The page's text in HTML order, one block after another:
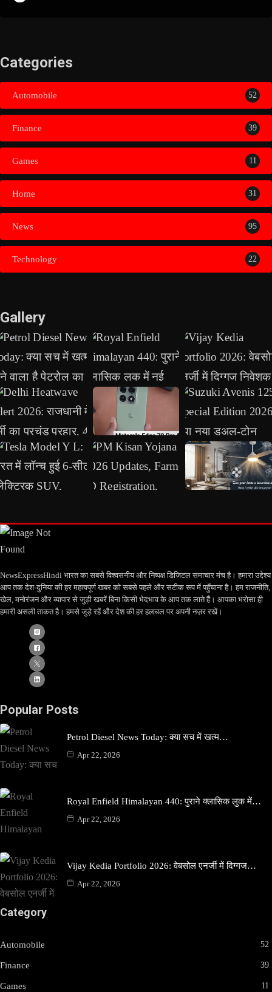
Categories
Automobile 52
Finance 39
Games 11
Home 31
News 95
Technology 22
Gallery
NewsExpressHindi भारत का सबसे विश्वसनीय और निष्पक्ष डिजिटल समाचार मंच है। हमारा उद्देश्य
आप तक देश-दुनिया की हर महत्वपूर्ण खबर को सबसे पहले और सटीक रूप में पहुँचाना है। हम राजनीति,
खेल, मनोरंजन और व्यापार से जुड़ी खबरें बिना किसी भेदभाव के आप तक लाते हैं। आपका भरोसा ही
हमारी असली ताकत है। हमसे जुड़े रहें और देश की हर हलचल पर अपनी नज़र रखें।
Popular Posts
Petrol Diesel News Today: क्या सच में खत्म…
Apr 22, 2026
Royal Enfield Himalayan 440: पुराने क्लासिक लुक में…
Apr 22, 2026
Vijay Kedia Portfolio 2026: वेबसोल एनर्जी में दिग्गज…
Apr 22, 2026
Category
Automobile 52
Finance 39
Games 11